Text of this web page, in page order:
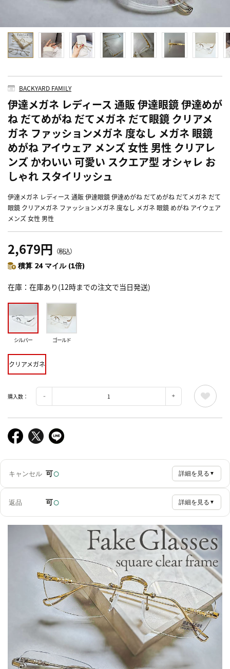
BACKYARD FAMILY
伊達メガネ レディース 通販 伊達眼鏡 伊達めが
ね だてめがね だてメガネ だて眼鏡 クリアメ
ガネ ファッションメガネ 度なし メガネ 眼鏡
めがね アイウェア メンズ 女性 男性 クリアレ
ンズ かわいい 可愛い スクエア型 オシャレ お
しゃれ スタイリッシュ
伊達メガネ レディース 通販 伊達眼鏡 伊達めがね だてめがね だてメガネ だて
眼鏡 クリアメガネ ファッションメガネ 度なし メガネ 眼鏡 めがね アイウェア
メンズ 女性 男性
2,679円 （税込）
積算 24 マイル (1倍)
在庫 在庫あり(12時までの注文で当日発送)
シルバー ゴールド
クリアメガネ
購入数：
キャンセル 可○ 詳細を見る ▼
返品 可○ 詳細を見る ▼